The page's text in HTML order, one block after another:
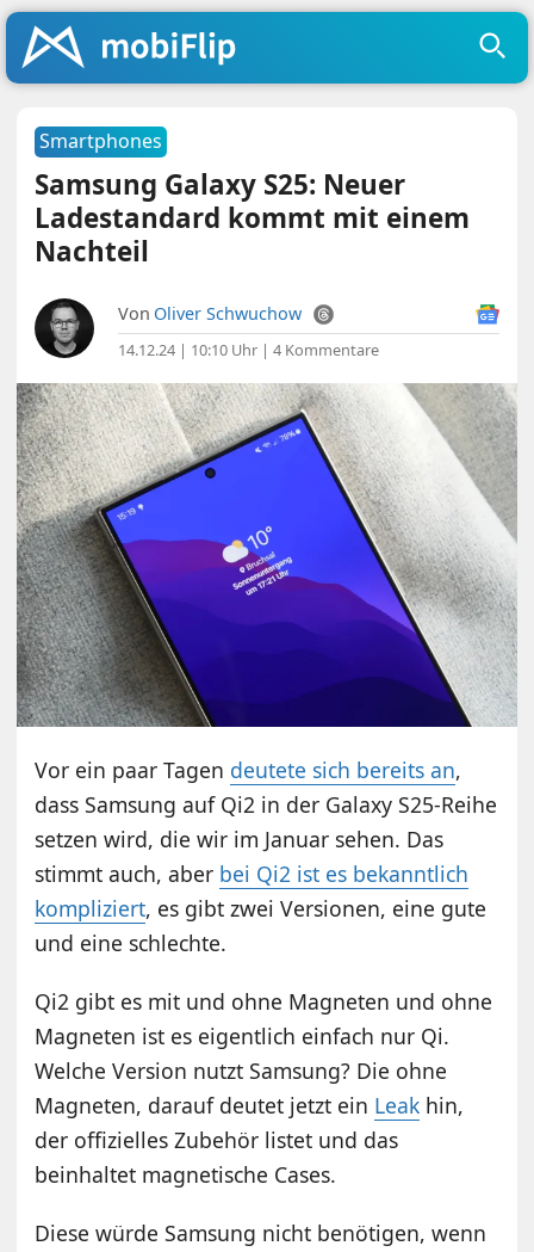
Smartphones
Samsung Galaxy S25: Neuer
Ladestandard kommt mit einem
Nachteil
Von Oliver Schwuchow
14.12.24 | 10:10 Uhr |4 Kommentare
Vor ein paar Tagen deutete sich bereits an,
dass Samsung auf Qi2 in der Galaxy S25-Reihe
setzen wird, die wir im Januar sehen. Das
stimmt auch, aber bei Qi2 ist es bekanntlich
kompliziert, es gibt zwei Versionen, eine gute
und eine schlechte.
Qi2 gibt es mit und ohne Magneten und ohne
Magneten ist es eigentlich einfach nur Qi.
Welche Version nutzt Samsung? Die ohne
Magneten, darauf deutet jetzt ein Leak hin,
der offizielles Zubehör listet und das
beinhaltet magnetische Cases.
Diese würde Samsung nicht benötigen, wenn